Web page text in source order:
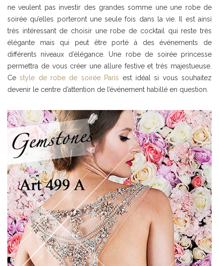
ne veulent pas investir des grandes somme une une robe de
soirée qu’elles porteront une seule fois dans la vie. Il est ainsi
très intéressant de choisir une robe de cocktail qui reste très
élégante mais qui peut être porté à des événements de
différents niveaux d’élégance. Une robe de soirée princesse
permettra de vous créer une allure festive et très majestueuse.
Cestyle de robe de soirée Paris est idéal si vous souhaitez
devenir le centre d’attention de l’événement habillé en question.